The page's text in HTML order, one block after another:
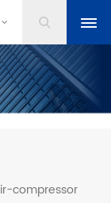
compressor